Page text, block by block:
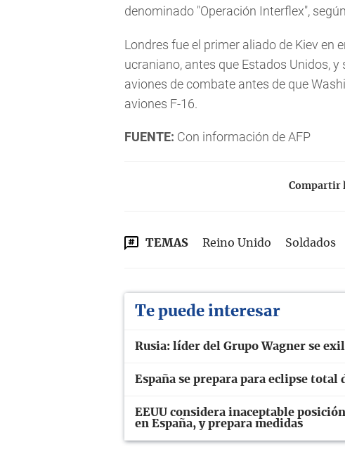
denominado "Operación Interflex",
Londres fue el primer aliado de Kiev en
ucraniano, antes que Estados Unidos,
aviones de combate antes de que
aviones F-16.
FUENTE: Con información de AFP
Compartir
TEMAS Reino Unido Soldados
Te puede interesar
Rusia: líder del Grupo Wagner se
España se prepara para eclipse total
EEUU considera inaceptable
en España, y prepara medidas